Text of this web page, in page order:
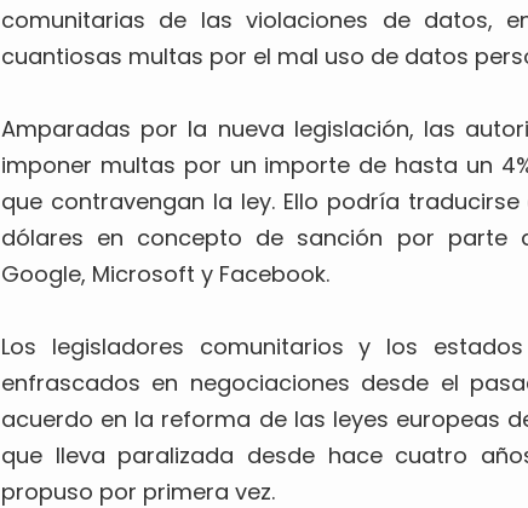
comunitarias de las violaciones de datos,
cuantiosas multas por el mal uso de datos
Amparadas por la nueva legislación, las
imponer multas por un importe de hasta un
que contravengan la ley. Ello podría
dólares en concepto de sanción por parte
Google, Microsoft y Facebook.
Los legisladores comunitarios y los
enfrascados en negociaciones desde el
acuerdo en la reforma de las leyes europeas
que lleva paralizada desde hace cuatro
propuso por primera vez.